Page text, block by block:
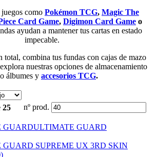
como Pokémon TCG, Magic The
Card Game, Digimon Card Game o
ayudan a mantener tus cartas en estado
impecable.
total, combina tus fundas con cajas de mazo
nuestras opciones de almacenamiento
álbumes y accesorios TCG.
25 nº prod.
ULTIMATE GUARD